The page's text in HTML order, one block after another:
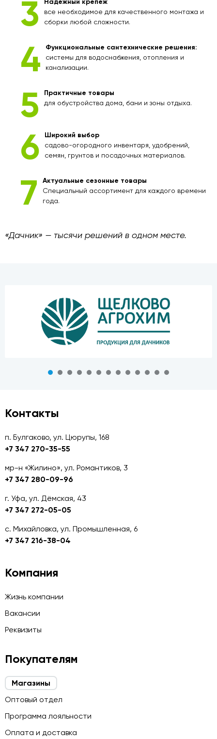
все необходимое для качественного монтажа и
сборки любой сложности.
Функциональные сантехнические решения:
системы для водоснабжения, отопления и
канализации.
Практичные товары
для обустройства дома, бани и зоны отдыха.
Широкий выбор
садово-огородного инвентаря, удобрений,
семян, грунтов и посадочных материалов.
Актуальные сезонные товары
Специальный ассортимент для каждого времени
года.
«Дачник» — тысячи решений в одном месте.
Контакты
п. Булгаково, ул. Цюрупы, 168
+7 347 270-35-55
мр-н «Жилино», ул. Романтиков, 3
+7 347 280-09-96
г. Уфа, ул. Дёмская, 43
+7 347 272-05-05
с. Михайловка, ул. Промышленная, 6
+7 347 216-38-04
Компания
Жизнь компании
Вакансии
Реквизиты
Покупателям
Магазины
Оптовый отдел
Программа лояльности
Оплата и доставка